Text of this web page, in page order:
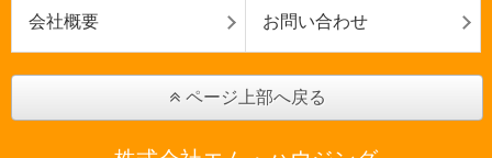
会社概要 お問い合わせ
ページ上部へ戻る